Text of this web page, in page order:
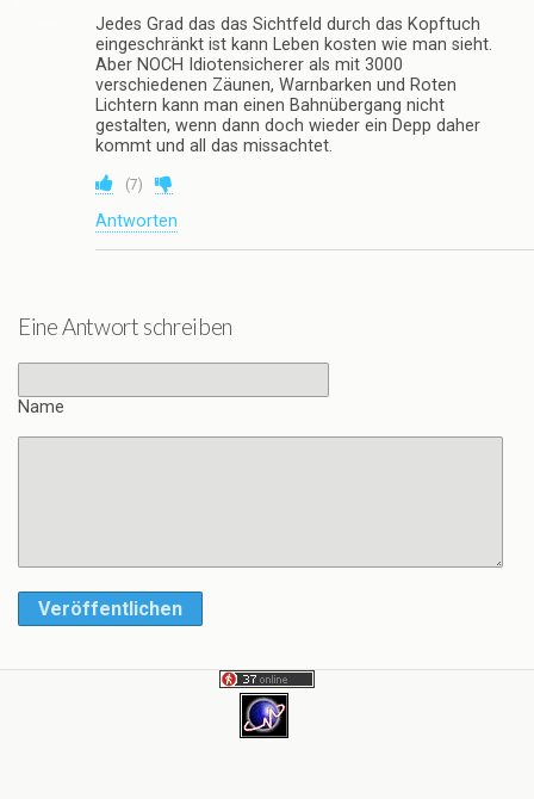
Jedes Grad das das Sichtfeld durch das Kopftuch
eingeschränkt ist kann Leben kosten wie man sieht.
Aber NOCH Idiotensicherer als mit 3000
verschiedenen Zäunen, Warnbarken und Roten
Lichtern kann man einen Bahnübergang nicht
gestalten, wenn dann doch wieder ein Depp daher
kommt und all das missachtet.
(7)
Antworten
Eine Antwort schreiben
Name
Veröffentlichen